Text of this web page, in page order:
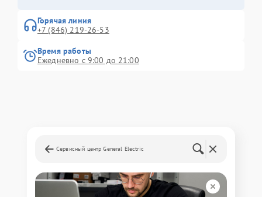
Горячая линия
+7 (846) 219-26-53
Время работы
Ежедневно с 9:00 до 21:00
Сервисный центр General Electric